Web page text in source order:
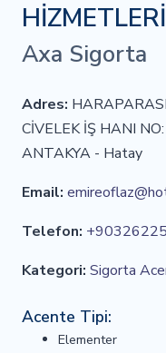
HİZMETLERİ
Axa Sigorta
Adres:
CİVELEK İŞ HANI
ANTAKYA - Hatay
Email:
Telefon:
Kategori: Sigorta
Acente Tipi:
Elementer